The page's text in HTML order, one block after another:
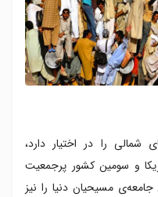
شمالی را در اختیار دارد،
و سومین کشور پرجمعیت
مسیحیان دنیا را نیز